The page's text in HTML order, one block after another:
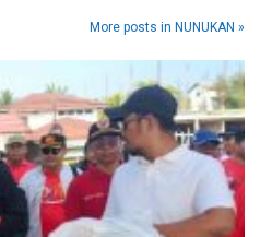
More posts in NUNUKAN »